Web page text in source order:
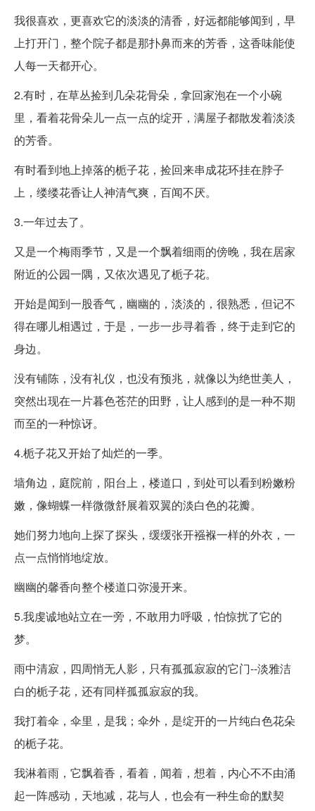
我很喜欢，更喜欢它的淡淡的清香，好远都能够闻到，早
上打开门，整个院子都是那扑鼻而来的芳香，这香味能使
人每一天都开心。
2.有时，在草丛捡到几朵花骨朵，拿回家泡在一个小碗
里，看着花骨朵儿一点一点的绽开，满屋子都散发着淡淡
的芳香。
有时看到地上掉落的栀子花，捡回来串成花环挂在脖子
上，缕缕花香让人神清气爽，百闻不厌。
3.一年过去了。
又是一个梅雨季节，又是一个飘着细雨的傍晚，我在居家
附近的公园一隅，又依次遇见了栀子花。
开始是闻到一股香气，幽幽的，淡淡的，很熟悉，但记不
得在哪儿相遇过，于是，一步一步寻着香，终于走到它的
身边。
没有铺陈，没有礼仪，也没有预兆，就像以为绝世美人，
突然出现在一片暮色苍茫的田野，让人感到的是一种不期
而至的一种惊讶。
4.栀子花又开始了灿烂的一季。
墙角边，庭院前，阳台上，楼道口，到处可以看到粉嫩粉
嫩，像蝴蝶一样微微舒展着双翼的淡白色的花瓣。
她们努力地向上探了探头，缓缓张开襁褓一样的外衣，一
点一点悄悄地绽放。
幽幽的馨香向整个楼道口弥漫开来。
5.我虔诚地站立在一旁，不敢用力呼吸，怕惊扰了它的
梦。
雨中清寂，四周悄无人影，只有孤孤寂寂的它门--淡雅洁
白的栀子花，还有同样孤孤寂寂的我。
我打着伞，伞里，是我；伞外，是绽开的一片纯白色花朵
的栀子花。
我淋着雨，它飘着香，看着，闻着，想着，内心不不由涌
起一阵感动，天地减，花与人，也会有一种生命的默契